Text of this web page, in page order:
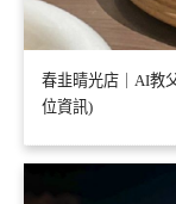
春韭晴光店｜AI教
位資訊)